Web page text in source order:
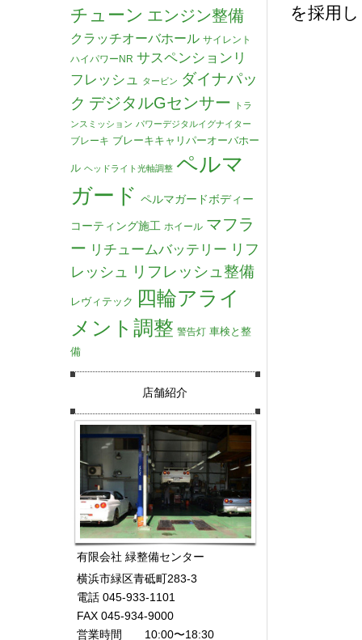
を採用
チューン エンジン整備
クラッチオーバホール サイレント
ハイパワーNR サスペンションリ
フレッシュ
タービン ダイナパッ
ク デジタルGセンサー
トラ
ンスミッション パワーデジタルイグナイター
ブレーキ ブレーキキャリパーオーバホー
ル ヘッドライト光軸調整 ペルマ
ガード ペルマガードボディー
コーティング施工 ホイール マフラ
ー リチュームバッテリー リフ
レッシュ
リフレッシュ整備
レヴィテック 四輪アライ
メント調整 警告灯 車検と整
備
店舗紹介
有限会社 緑整備センター
横浜市緑区青砥町283-3
電話 045-933-1101
FAX 045-934-9000
営業時間 10:00〜18:30